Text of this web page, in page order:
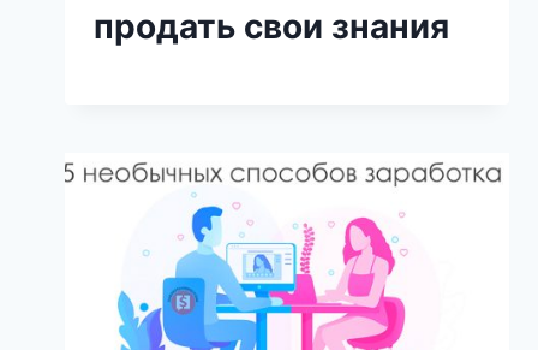
продать свои знания